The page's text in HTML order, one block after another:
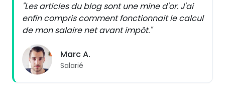
"Les articles du blog sont une mine d'or. J'ai
enfin compris comment fonctionnait le calcul
de mon salaire net avant impôt."
Marc A.
Salarié